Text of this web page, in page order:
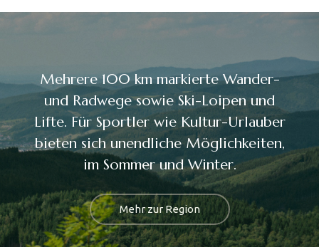
Mehrere 100 km markierte Wander-
und Radwege sowie Ski-Loipen und
Lifte. Für Sportler wie Kultur-Urlauber
bieten sich unendliche Möglichkeiten,
im Sommer und Winter.
Mehr zur Region